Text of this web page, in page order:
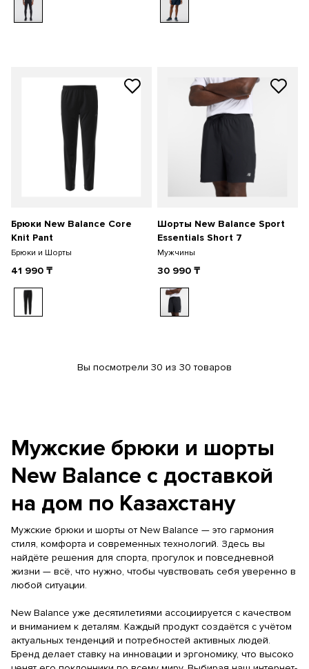
Брюки New Balance Core
Knit Pant
Брюки и Шорты
41 990 ₸
Шорты New Balance Sport
Essentials Short 7
Мужчины
30 990 ₸
Вы посмотрели 30 из 30 товаров
Мужские брюки и шорты
New Balance с доставкой
на дом по Казахстану
Мужские брюки и шорты от New Balance — это гармония
стиля, комфорта и современных технологий. Здесь вы
найдёте решения для спорта, прогулок и повседневной
жизни — всё, что нужно, чтобы чувствовать себя уверенно в
любой ситуации.
New Balance уже десятилетиями ассоциируется с качеством
и вниманием к деталям. Каждый продукт создаётся с учётом
актуальных тенденций и потребностей активных людей.
Бренд делает ставку на инновации и эргономику, что высоко